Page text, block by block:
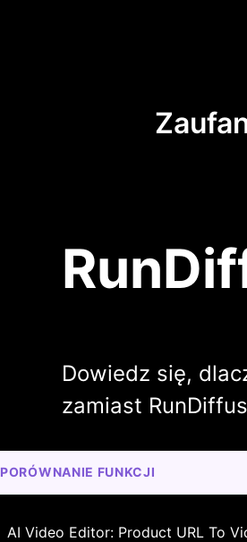
Dowiedz się,
zamiast
PORÓWNANIE FUNKCJI
AI Video Editor: Product URL To